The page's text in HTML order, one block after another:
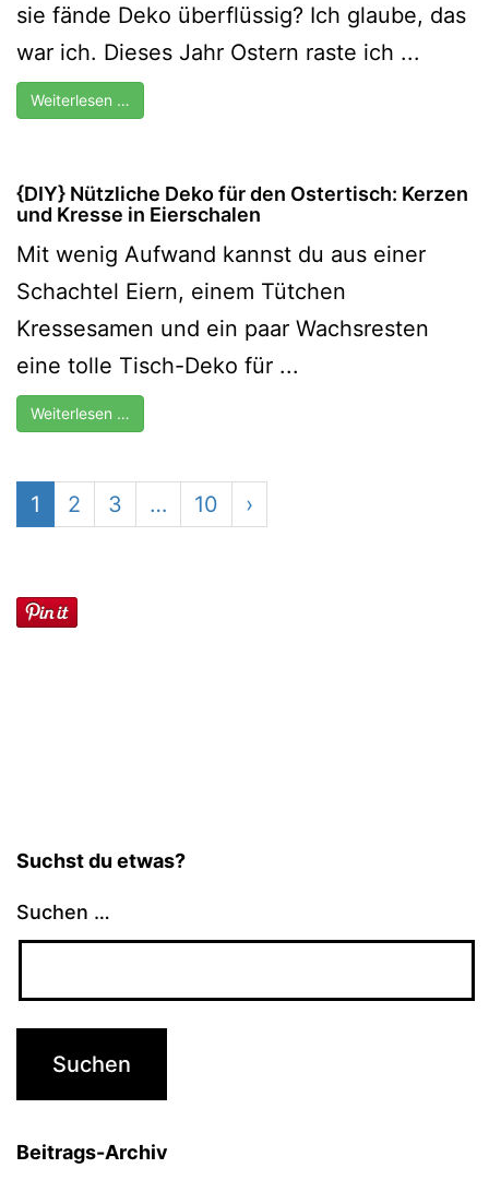
sie fände Deko überflüssig? Ich glaube, das
war ich. Dieses Jahr Ostern raste ich ...
Weiterlesen …
{DIY} Nützliche Deko für den Ostertisch: Kerzen
und Kresse in Eierschalen
Mit wenig Aufwand kannst du aus einer
Schachtel Eiern, einem Tütchen
Kressesamen und ein paar Wachsresten
eine tolle Tisch-Deko für ...
Weiterlesen …
1 2 3 … 10 ›
Suchst du etwas?
Suchen …
Beitrags-Archiv